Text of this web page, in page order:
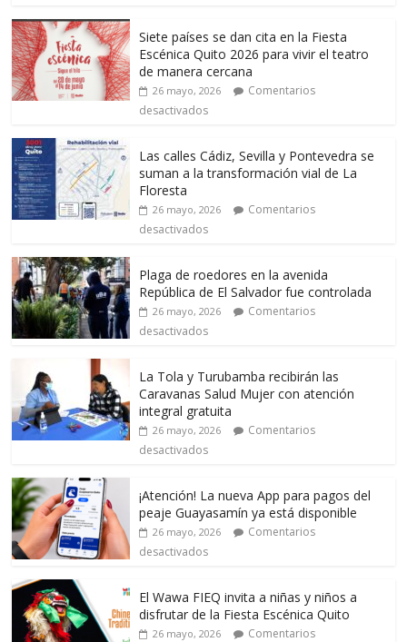
Siete países se dan cita en la Fiesta
Escénica Quito 2026 para vivir el teatro
de manera cercana
26 mayo, 2026
Comentarios
desactivados
Las calles Cádiz, Sevilla y Pontevedra se
suman a la transformación vial de La
Floresta
26 mayo, 2026
Comentarios
desactivados
Plaga de roedores en la avenida
República de El Salvador fue controlada
26 mayo, 2026
Comentarios
desactivados
La Tola y Turubamba recibirán las
Caravanas Salud Mujer con atención
integral gratuita
26 mayo, 2026
Comentarios
desactivados
¡Atención! La nueva App para pagos del
peaje Guayasamín ya está disponible
26 mayo, 2026
Comentarios
desactivados
El Wawa FIEQ invita a niñas y niños a
disfrutar de la Fiesta Escénica Quito
26 mayo, 2026
Comentarios